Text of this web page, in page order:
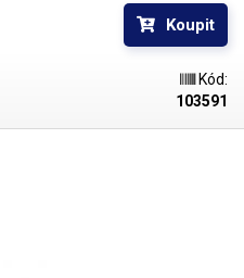
jedná zároveň o pohledový
a oproti klasickým lepícím
je však méně ohebná. Tyčinky
suchých vázaných květin,
V naší nabídce
Koupit
Kód:
103591